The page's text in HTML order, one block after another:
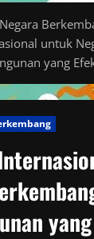
untuk
yang